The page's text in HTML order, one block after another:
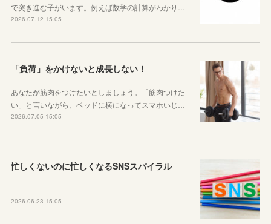
で突き進む子がいます。例えば数学の計算がわかり…
2026.07.12 15:05
「負荷」をかけないと成長しない！
あなたが筋肉をつけたいとしましょう。「筋肉つけた
い」と言いながら、ベッドに横になってスマホいじ…
2026.07.05 15:05
忙しくないのに忙しくなるSNSスパイラル
2026.06.23 15:05